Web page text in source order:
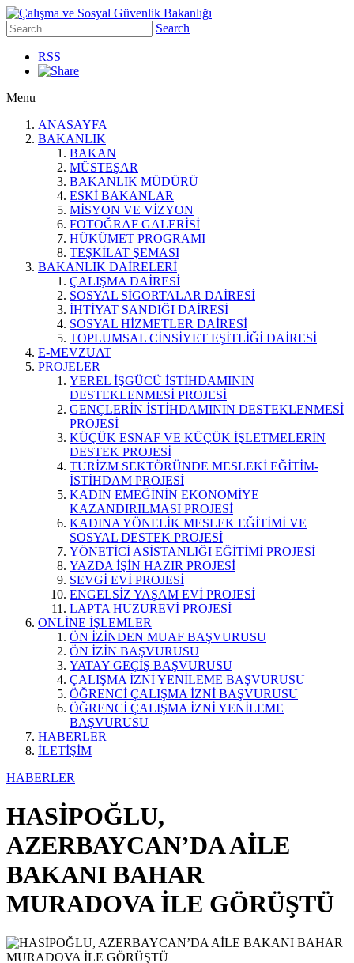
Search
RSS
Menu
ANASAYFA
BAKANLIK
BAKAN
MÜSTEŞAR
BAKANLIK MÜDÜRÜ
ESKİ BAKANLAR
MİSYON VE VİZYON
FOTOĞRAF GALERİSİ
HÜKÜMET PROGRAMI
TEŞKİLAT ŞEMASI
BAKANLIK DAİRELERİ
ÇALIŞMA DAİRESİ
SOSYAL SİGORTALAR DAİRESİ
İHTİYAT SANDIĞI DAİRESİ
SOSYAL HİZMETLER DAİRESİ
TOPLUMSAL CİNSİYET EŞİTLİĞİ DAİRESİ
E-MEVZUAT
PROJELER
YEREL İŞGÜCÜ İSTİHDAMININ
DESTEKLENMESİ PROJESİ
GENÇLERİN İSTİHDAMININ DESTEKLENMESİ
PROJESİ
KÜÇÜK ESNAF VE KÜÇÜK İŞLETMELERİN
DESTEK PROJESİ
TURİZM SEKTÖRÜNDE MESLEKİ EĞİTİM-
İSTİHDAM PROJESİ
KADIN EMEĞİNİN EKONOMİYE
KAZANDIRILMASI PROJESİ
KADINA YÖNELİK MESLEK EĞİTİMİ VE
SOSYAL DESTEK PROJESİ
YÖNETİCİ ASİSTANLIĞI EĞİTİMİ PROJESİ
YAZDA İŞİN HAZIR PROJESİ
SEVGİ EVİ PROJESİ
ENGELSİZ YAŞAM EVİ PROJESİ
LAPTA HUZUREVİ PROJESİ
ONLİNE İŞLEMLER
ÖN İZİNDEN MUAF BAŞVURUSU
ÖN İZİN BAŞVURUSU
YATAY GEÇİŞ BAŞVURUSU
ÇALIŞMA İZNİ YENİLEME BAŞVURUSU
ÖĞRENCİ ÇALIŞMA İZNİ BAŞVURUSU
ÖĞRENCİ ÇALIŞMA İZNİ YENİLEME
BAŞVURUSU
HABERLER
İLETİŞİM
HABERLER
HASİPOĞLU,
AZERBAYCAN’DA AİLE
BAKANI BAHAR
MURADOVA İLE GÖRÜŞTÜ